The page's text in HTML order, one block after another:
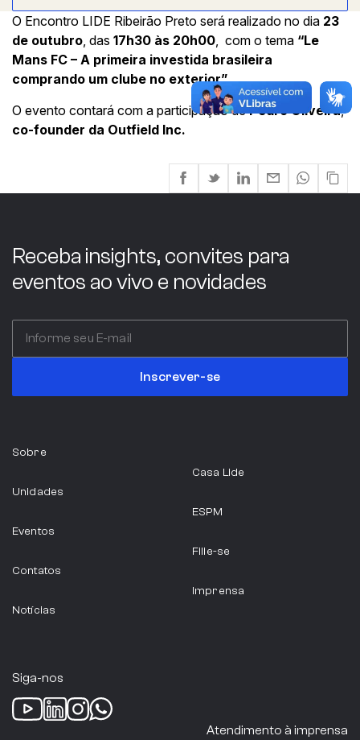
O Encontro LIDE Ribeirão Preto será realizado no dia 23
de outubro , das 17h30 às 20h00 , com o tema “Le
Mans FC – A primeira investida brasileira
comprando um clube no exterior”.
O evento contará com a participação dePedro Oliveira,
co-founder da Outfield Inc.
Receba insights, convites para
eventos ao vivo e novidades
Inscrever-se
Sobre
Unidades
Eventos
Contatos
Notícias
Casa Lide
ESPM
Filie-se
Imprensa
Siga-nos
Atendimento à imprensa